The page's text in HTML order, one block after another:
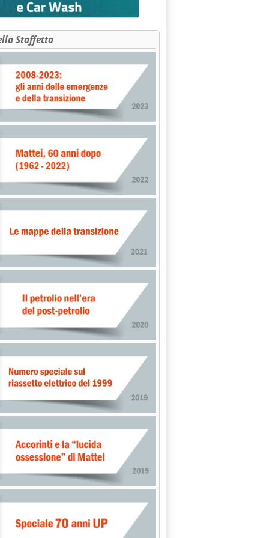
ANTINCENDIO SU SISTEMI DI SPEGNIMENTO A
STRUMENTALI: GIORNATA DI STUDIO A S.DONATO
0.0.
A MILANO'
Staffetta